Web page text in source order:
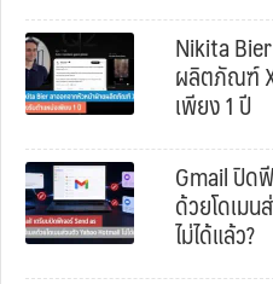
Nikita
ผลิตภัณฑ์
เพียง 1 ปี
Gmail ปิด
ด้วยโดเม
ไม่ได้แล้ว?